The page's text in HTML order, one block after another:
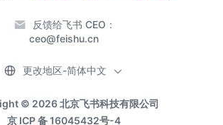
反馈给飞书 CEO：
ceo@feishu.cn
© 2026 北京飞书科技有限公司
京 ICP 备 16045432号-4
更改地区-简体中文